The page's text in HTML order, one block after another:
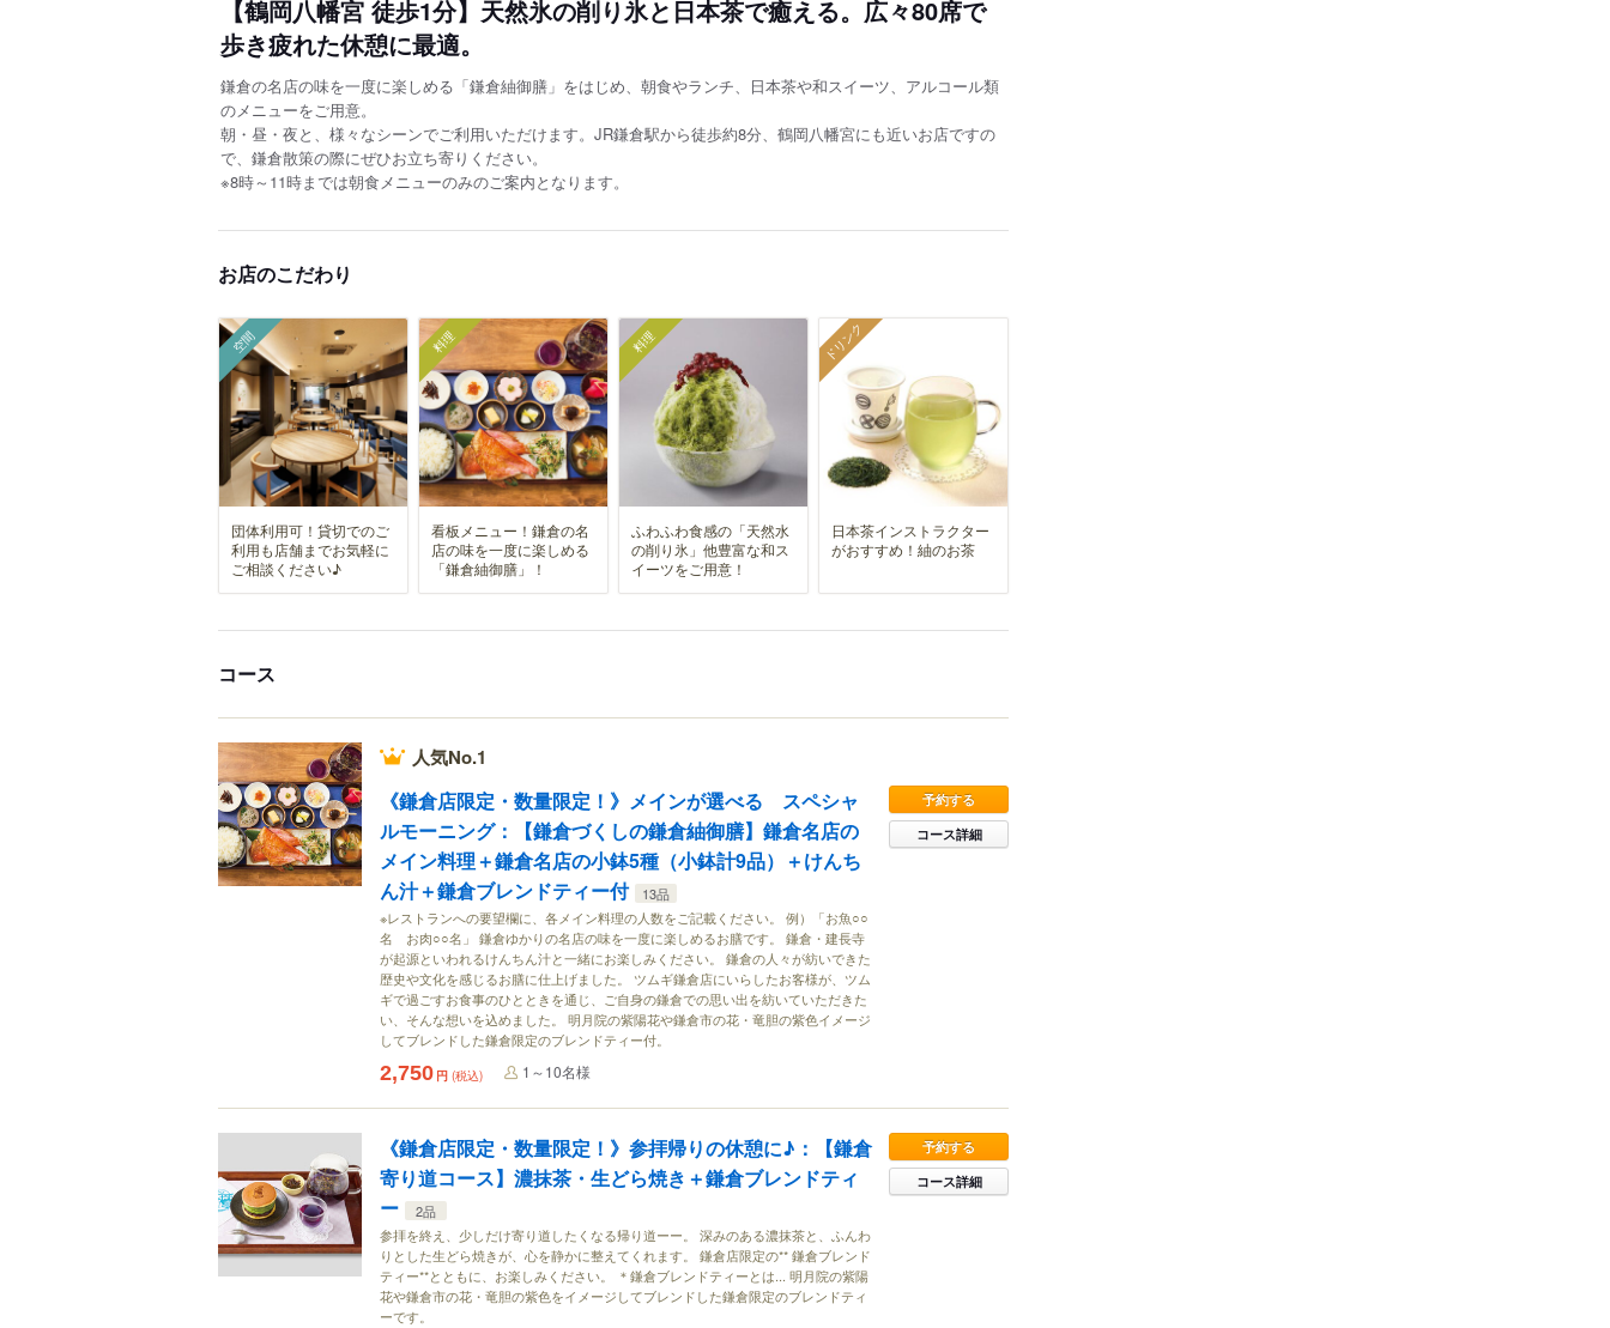
【鶴岡八幡宮 徒歩1分】天然氷の削り氷と日本茶で癒える。広々80席で
歩き疲れた休憩に最適。
鎌倉の名店の味を一度に楽しめる「鎌倉紬御膳」をはじめ、朝食やランチ、日本茶や和スイーツ、アルコール類
のメニューをご用意。
朝・昼・夜と、様々なシーンでご利用いただけます。 JR鎌倉駅から徒歩約8分、鶴岡八幡宮にも近いお店ですの
で、鎌倉散策の際にぜひお立ち寄りください。
※8時～11時までは朝食メニューのみのご案内となります。
お店のこだわり
空間
団体利用可！貸切でのご
利用も店舗までお気軽に
ご相談ください♪
料理
看板メニュー！鎌倉の名
店の味を一度に楽しめる
「鎌倉紬御膳」！
料理
ふわふわ食感の「天然水
の削り氷」他豊富な和ス
イーツをご用意！
ドリンク
日本茶インストラクター
がおすすめ！紬のお茶
コース
人気No.1
《鎌倉店限定・数量限定！》メインが選べる スペシャ
ルモーニング：【鎌倉づくしの鎌倉紬御膳】鎌倉名店の
メイン料理＋鎌倉名店の小鉢5種（小鉢計9品）＋けんち
ん汁＋鎌倉ブレンドティー付
13品
※レストランへの要望欄に、各メイン料理の人数をご記載ください。 例）「お魚○○
名 お肉○○名」 鎌倉ゆかりの名店の味を一度に楽しめるお膳です。 鎌倉・建長寺
が起源といわれるけんちん汁と一緒にお楽しみください。 鎌倉の人々が紡いできた
歴史や文化を感じるお膳に仕上げました。 ツムギ鎌倉店にいらしたお客様が、ツム
ギで過ごすお食事のひとときを通じ、ご自身の鎌倉での思い出を紡いていただきた
い、そんな想いを込めました。 明月院の紫陽花や鎌倉市の花・竜胆の紫色イメージ
してブレンドした鎌倉限定のブレンドティー付。
予約する
コース詳細
2,750 円 (税込) 1～10名様
《鎌倉店限定・数量限定！》参拝帰りの休憩に♪：【鎌倉
寄り道コース】濃抹茶・生どら焼き＋鎌倉ブレンドティ
ー
2品
参拝を終え、少しだけ寄り道したくなる帰り道ーー。 深みのある濃抹茶と、ふんわ
りとした生どら焼きが、心を静かに整えてくれます。 鎌倉店限定の** 鎌倉ブレンド
ティー**とともに、お楽しみください。 ＊鎌倉ブレンドティーとは... 明月院の紫陽
花や鎌倉市の花・竜胆の紫色をイメージしてブレンドした鎌倉限定のブレンドティ
ーです。
予約する
コース詳細